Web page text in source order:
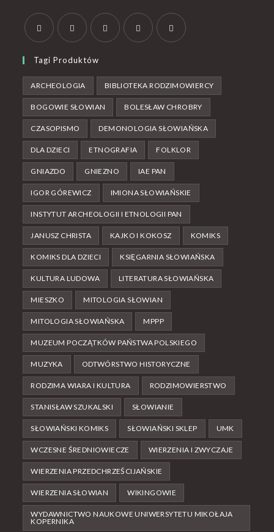
Tagi Produktów
ARCHEOLOGIA BIBLIOTEKA RODZIMOWIERCY
BOGOWIE SŁOWIAN BOLESŁAW CHROBRY
CZASOPISMO DEMONOLOGIA SŁOWIAŃSKA
DLA DZIECI ETNOGRAFIA FOLKLOR
GNIAZDO GNIEZNO IAE PAN
IGOR GÓREWICZ IMIONA SŁOWIAŃSKIE
INSTYTUT ARCHEOLOGII I ETNOLOGII PAN
JANUSZ CHRISTA KAJKO I KOKOSZ KOMIKS
KOMIKS DLA DZIECI KSIĘGARNIA SŁOWIAŃSKA
KULTURA LUDOWA LITERATURA SŁOWIAŃSKA
MIESZKO MITOLOGIA SŁOWIAN
MITOLOGIA SŁOWIAŃSKA MPPP
MUZEUM POCZĄTKÓW PAŃSTWA POLSKIEGO
MUZYKA ODTWÓRSTWO HISTORYCZNE
RODZIMA WIARA I KULTURA RODZIMOWIERSTWO
STANISŁAW SZUKALSKI SŁOWIANIE
SŁOWIAŃSKI KOMIKS SŁOWIAŃSKI SKLEP UMK
WCZESNE ŚREDNIOWIECZE WIERZENIA I ZWYCZAJE
WIERZENIA PRZEDCHRZEŚCIJAŃSKIE
WIERZENIA SŁOWIAN WIKINGOWIE
WYDAWNICTWO NAUKOWE UNIWERSYTETU MIKOŁAJA
KOPERNIKA